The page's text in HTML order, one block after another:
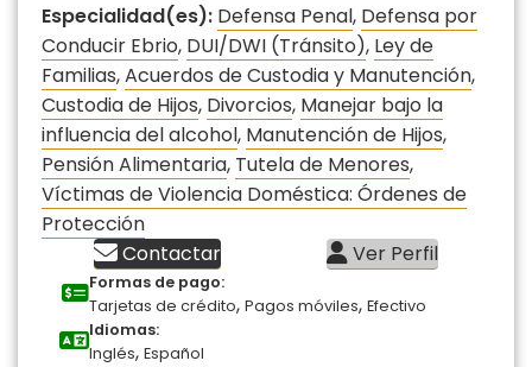
Especialidad(es): Defensa Penal, Defensa por
Conducir Ebrio, DUI/DWI (Tránsito), Ley de
Familias,Acuerdos de Custodia y Manutención,
Custodia de Hijos, Divorcios, Manejar bajo la
influencia del alcohol, Manutención de Hijos,
Pensión Alimentaria, Tutela de Menores,
Víctimas de Violencia Doméstica: Órdenes de
Protección
Contactar
Ver Perfil
Formas de pago:
Tarjetas de crédito, Pagos móviles, Efectivo
Idiomas:
Inglés, Español